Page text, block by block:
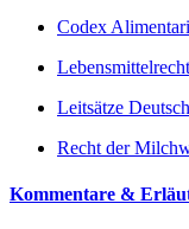
Codex
Leitsätze
Recht der
Kommentare &